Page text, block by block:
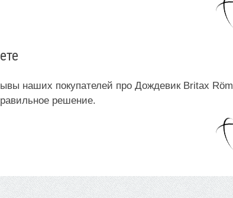
наших покупателей про Дождевик Britax
решение.